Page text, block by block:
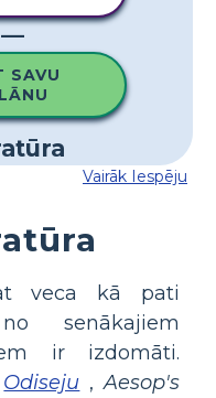
—
SAVU
Vairāk Iespēju
veca kā pati
senākajiem
ir izdomāti.
Odiseju ,Aesop's